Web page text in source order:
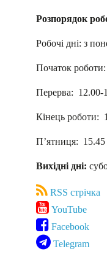
Розпорядок
Робочі дні: з
Початок
Перерва: 12.00-
Кінець роботи:
П’ятниця: 15.45
Вихідні дні:
RSS стрічка
YouTube
Facebook
Telegram